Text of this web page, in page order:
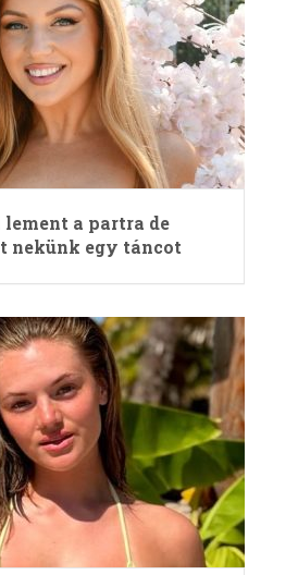
a partra de
nekünk egy táncot